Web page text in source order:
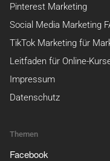
Pinterest Marketing
Social Media Marketing
TikTok Marketing für
Leitfaden für Online-
Impressum
Datenschutz
Themen
Facebook